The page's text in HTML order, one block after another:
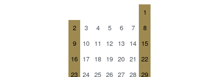
1
2
3 4 5 6 7
8
9
10 11 12 13 14 15
16 17 18 19 20 21
22
23 24 25 26 27 28 29